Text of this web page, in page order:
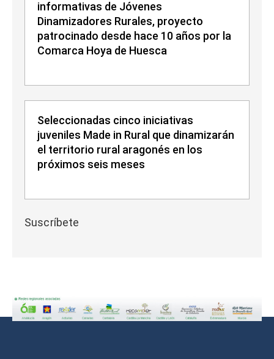
informativas de Jóvenes
Dinamizadores Rurales, proyecto
patrocinado desde hace 10 años por la
Comarca Hoya de Huesca
Seleccionadas cinco iniciativas
juveniles Made in Rural que dinamizarán
el territorio rural aragonés en los
próximos seis meses
Suscríbete